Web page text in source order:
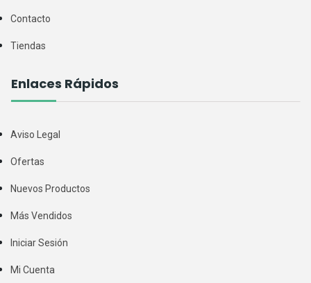
Contacto
Tiendas
Enlaces Rápidos
Aviso Legal
Ofertas
Nuevos Productos
Más Vendidos
Iniciar Sesión
Mi Cuenta